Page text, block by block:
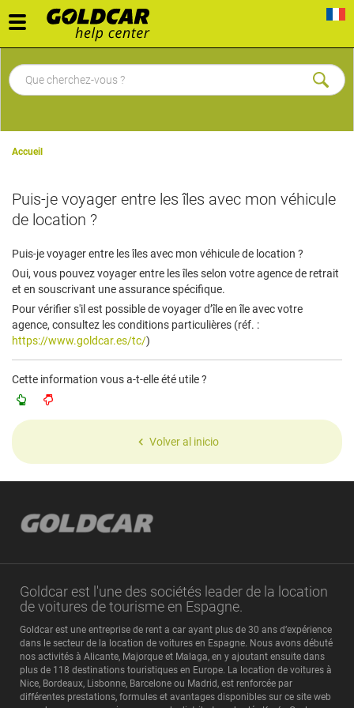
Toggle
navigation
Accueil
Puis-je voyager entre les îles avec mon véhicule
de location ?
Puis-je voyager entre les îles avec mon véhicule de location ?
Oui, vous pouvez voyager entre les îles selon votre agence de retrait
et en souscrivant une assurance spécifique.
Pour vérifier s'il est possible de voyager d’île en île avec votre
agence, consultez les conditions particulières (réf. :
https://www.goldcar.es/tc/)
Cette information vous a-t-elle été utile ?
Volver al inicio
Goldcar est l'une des sociétés leader de la location
de voitures de tourisme en Espagne.
Goldcar est une entreprise de rent a car ayant plus de 30 ans d’expérience
dans le secteur de la location de voitures en Espagne. Nous avons débuté
nos activités à Alicante, Majorque et Malaga, en y ajoutant ensuite dans
plus de 118 destinations touristiques en Europe. La location de voitures à
Nice, Bordeaux, Lisbonne, Barcelone ou Madrid, est renforcée par
différentes prestations, formules et avantages disponibles sur ce site web